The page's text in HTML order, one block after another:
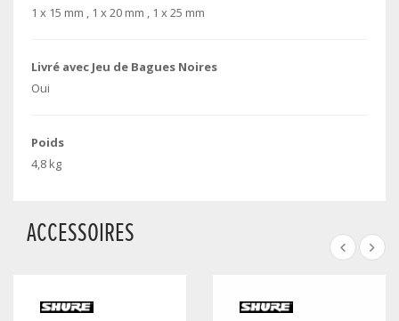
1 x 15 mm , 1 x 20 mm , 1 x 25 mm
Livré avec Jeu de Bagues Noires
Oui
Poids
4,8 kg
ACCESSOIRES